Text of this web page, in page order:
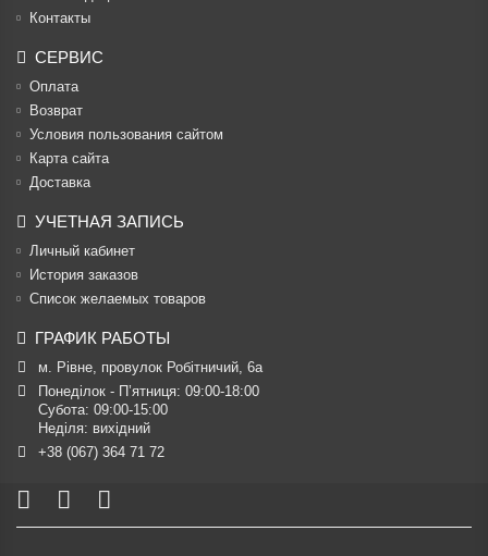
Контакты
СЕРВИС
Оплата
Возврат
Условия пользования сайтом
Карта сайта
Доставка
УЧЕТНАЯ ЗАПИСЬ
Личный кабинет
История заказов
Список желаемых товаров
ГРАФИК РАБОТЫ
м. Рівне, провулок Робітничий, 6а
Понеділок - П’ятниця: 09:00-18:00
Субота: 09:00-15:00
Неділя: вихідний
+38 (067) 364 71 72